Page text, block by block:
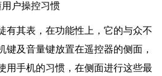
户操控习惯
有其表，在功能性上，它的与众不
键及音量键放置在遥控器的侧面，
用手机的习惯，在侧面进行这些最